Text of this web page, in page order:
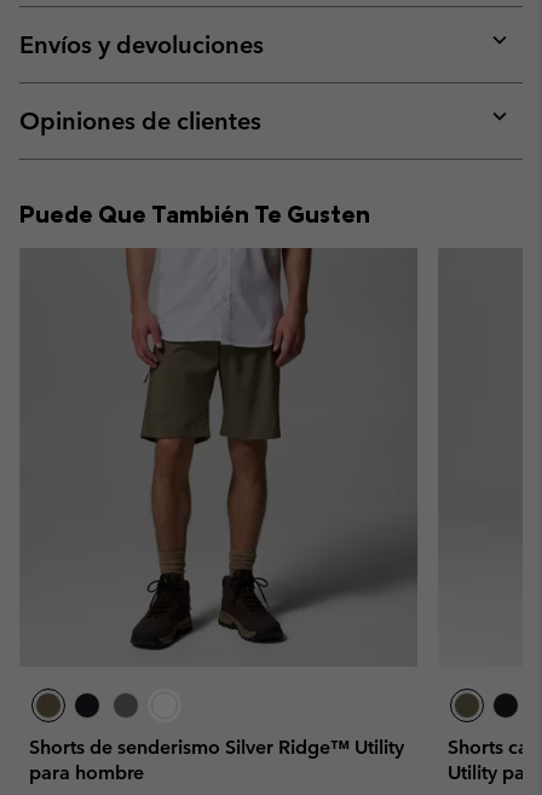
or
Envíos y devoluciones
or
Opiniones de clientes
or
Puede Que También Te Gusten
Shorts de senderismo Silver Ridge™ Utility
para hombre
Shorts
Utility